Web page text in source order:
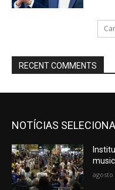
RECENT COMMENTS
NOTÍCIAS
agosto